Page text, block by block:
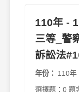
110年 -
三等_警
訴訟法
年份： 110年
選擇題：0 題